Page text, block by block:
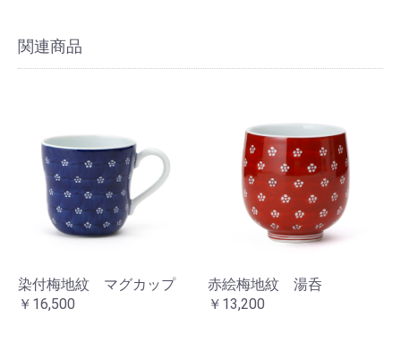
関連商品
染付梅地紋 マグカップ
￥16,500
赤絵梅地紋 湯呑
￥13,200